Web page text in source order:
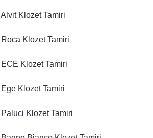
Klozet Tamiri
Klozet Tamiri
Klozet Tamiri
Klozet Tamiri
Klozet Tamiri